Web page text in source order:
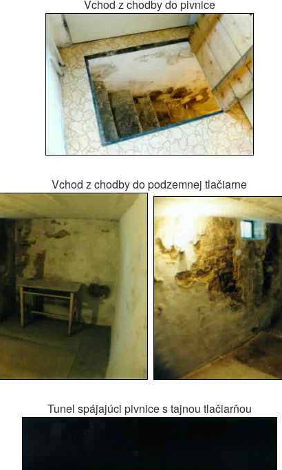
Vchod z chodby do pivnice
Vchod z chodby do podzemnej tlačiarne
Tunel spájajúci pivnice s tajnou tlačiarňou